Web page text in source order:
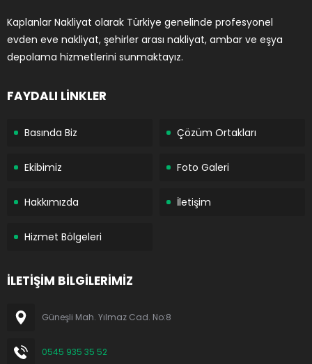
Kaplanlar Nakliyat olarak Türkiye genelinde profesyonel
evden eve nakliyat, şehirler arası nakliyat, ambar ve eşya
depolama hizmetlerini sunmaktayız.
FAYDALI LİNKLER
Basında Biz Çözüm Ortakları
Ekibimiz Foto Galeri
Hakkımızda İletişim
Hizmet Bölgeleri
İLETİŞİM BİLGİLERİMİZ
Güneşli Mah. Yılmaz Cad. No:8
0545 935 35 52